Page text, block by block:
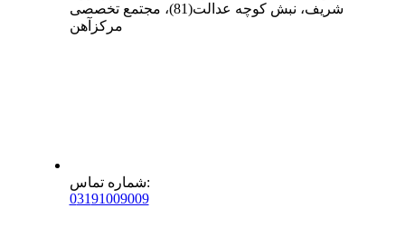
شریف، نبش کوچه عدالت(81)، مجتمع تخصصی
مرکزآهن
شماره تماس:
03191009009